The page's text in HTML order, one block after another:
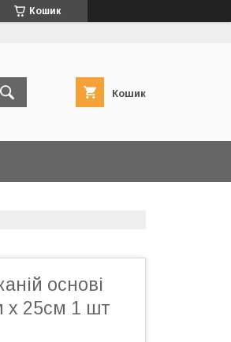
Кошик
Кошик
основі
х 25см 1 шт